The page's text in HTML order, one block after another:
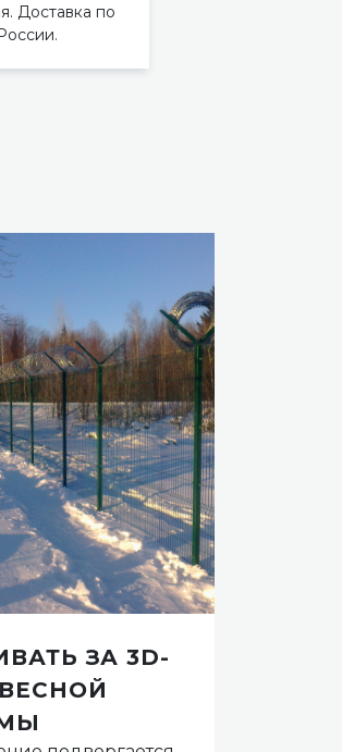
Доставка по
ЗА 3D-